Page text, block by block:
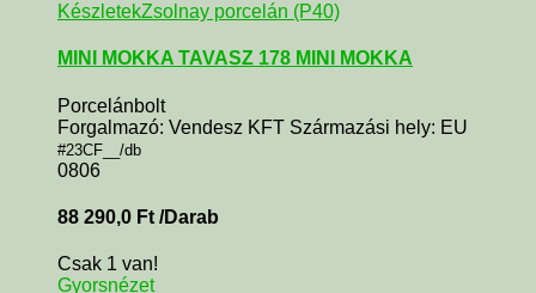
KészletekZsolnay porcelán (P40)
MINI MOKKA TAVASZ 178 MINI MOKKA
Porcelánbolt
Forgalmazó: Vendesz KFT Származási hely: EU
#23CF__/db
0806
88 290,0 Ft /Darab
Csak 1 van!
Gyorsnézet